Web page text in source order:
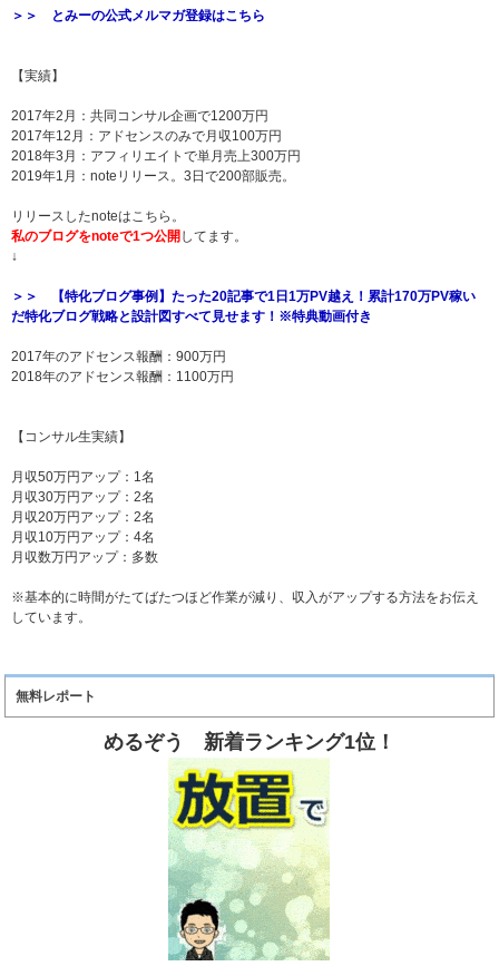
＞＞ とみーの公式メルマガ登録はこちら
【実績】
2017年2月：共同コンサル企画で1200万円
2017年12月：アドセンスのみで月収100万円
2018年3月：アフィリエイトで単月売上300万円
2019年1月：noteリリース。3日で200部販売。
リリースしたnoteはこちら。
私のブログをnoteで1つ公開 してます。
↓
＞＞ 【特化ブログ事例】たった20記事で1日1万PV越え！累計170万PV稼い
だ特化ブログ戦略と設計図すべて見せます！※特典動画付き
2017年のアドセンス報酬：900万円
2018年のアドセンス報酬：1100万円
【コンサル生実績】
月収50万円アップ：1名
月収30万円アップ：2名
月収20万円アップ：2名
月収10万円アップ：4名
月収数万円アップ：多数
※基本的に時間がたてばたつほど作業が減り、収入がアップする方法をお伝え
しています。
無料レポート
めるぞう 新着ランキング1位！